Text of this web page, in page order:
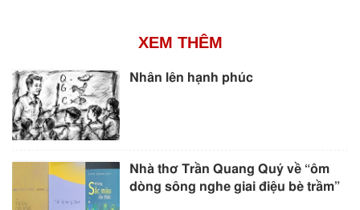
XEM THÊM
Nhân lên hạnh phúc
Nhà thơ Trần Quang Quý về “ôm
dòng sông nghe giai điệu bè trầm”